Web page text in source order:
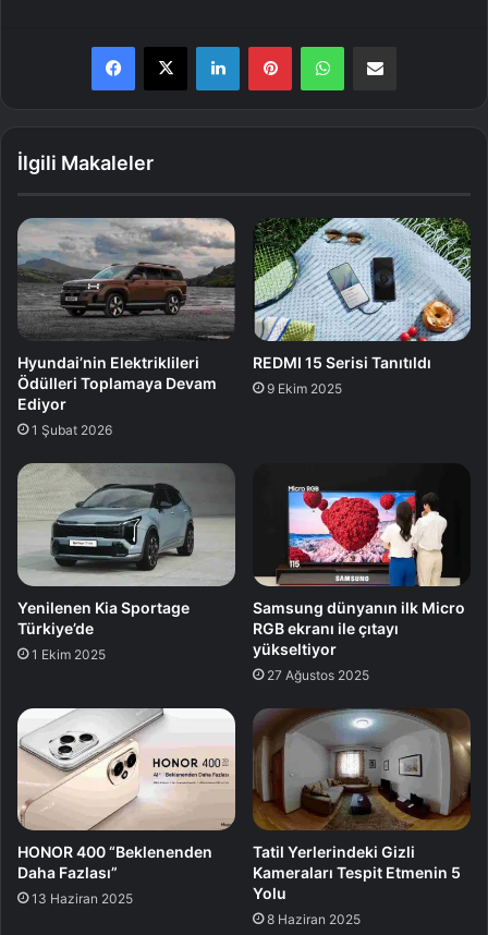
İlgili Makaleler
Hyundai’nin Elektriklileri
Ödülleri Toplamaya Devam
Ediyor
1 Şubat 2026
REDMI 15 Serisi Tanıtıldı
9 Ekim 2025
Yenilenen Kia Sportage
Türkiye’de
1 Ekim 2025
Samsung dünyanın ilk Micro
RGB ekranı ile çıtayı
yükseltiyor
27 Ağustos 2025
HONOR 400 “Beklenenden
Daha Fazlası”
13 Haziran 2025
Tatil Yerlerindeki Gizli
Kameraları Tespit Etmenin 5
Yolu
8 Haziran 2025